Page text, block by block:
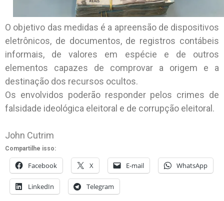
O objetivo das medidas é a apreensão de dispositivos
eletrônicos, de documentos, de registros contábeis
informais, de valores em espécie e de outros
elementos capazes de comprovar a origem e a
destinação dos recursos ocultos.
Os envolvidos poderão responder pelos crimes de
falsidade ideológica eleitoral e de corrupção eleitoral.
John Cutrim
Compartilhe isso:
Facebook X E-mail WhatsApp
LinkedIn Telegram